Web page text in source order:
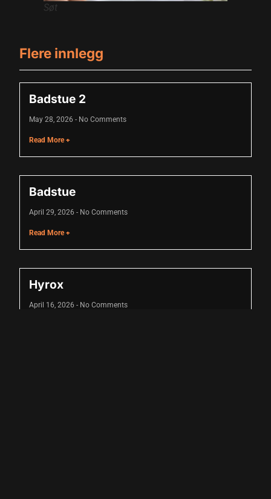
Søt
Flere innlegg
Badstue 2
May 28, 2026 No Comments
Read More +
Badstue
April 29, 2026 No Comments
Read More +
Hyrox
April 16, 2026 No Comments